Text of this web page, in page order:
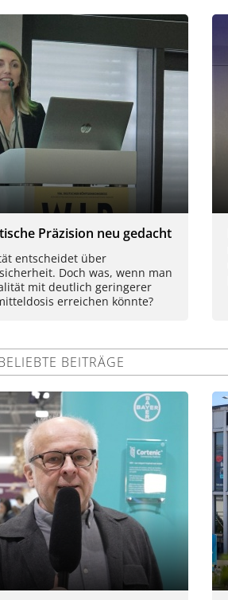
Präzision neu gedacht
entscheidet über
Doch was, wenn man
mit deutlich geringerer
erreichen könnte?
BEITRÄGE